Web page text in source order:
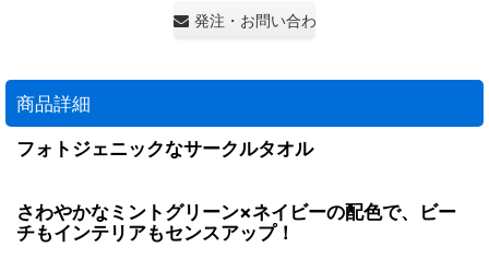
発注・お問い合わせ・見積もり依頼
商品詳細
フォトジェニックなサークルタオル
さわやかなミントグリーン×ネイビーの配色で、ビー
チもインテリアもセンスアップ！